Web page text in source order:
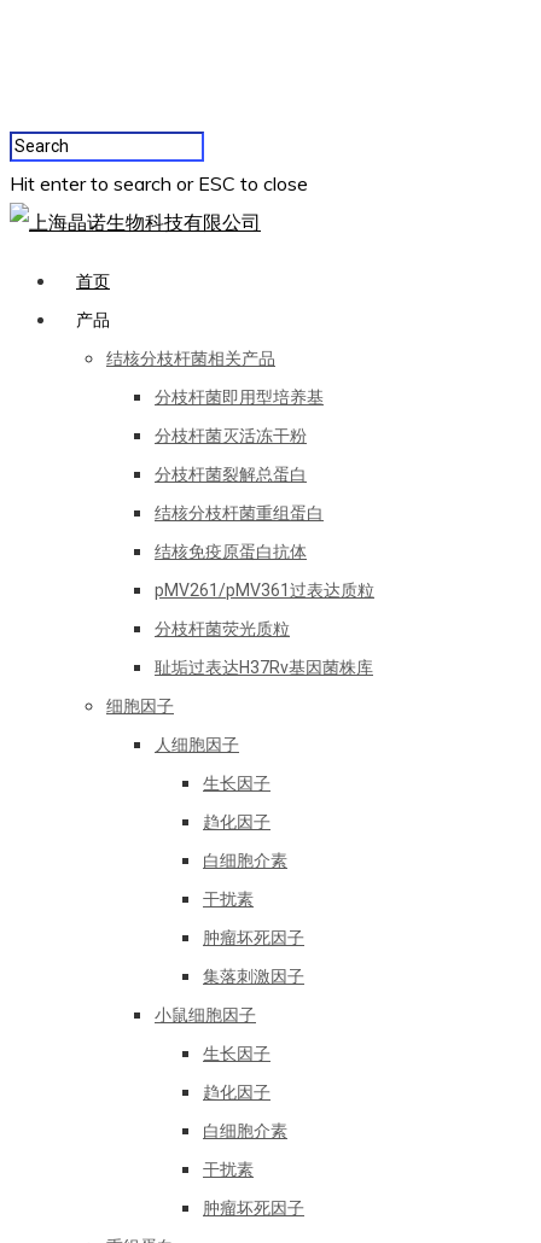
Hit enter to search or ESC to close
首页
产品
结核分枝杆菌相关产品
分枝杆菌即用型培养基
分枝杆菌灭活冻干粉
分枝杆菌裂解总蛋白
结核分枝杆菌重组蛋白
结核免疫原蛋白抗体
pMV261/pMV361过表达质粒
分枝杆菌荧光质粒
耻垢过表达H37Rv基因菌株库
细胞因子
人细胞因子
生长因子
趋化因子
白细胞介素
干扰素
肿瘤坏死因子
集落刺激因子
小鼠细胞因子
生长因子
趋化因子
白细胞介素
干扰素
肿瘤坏死因子